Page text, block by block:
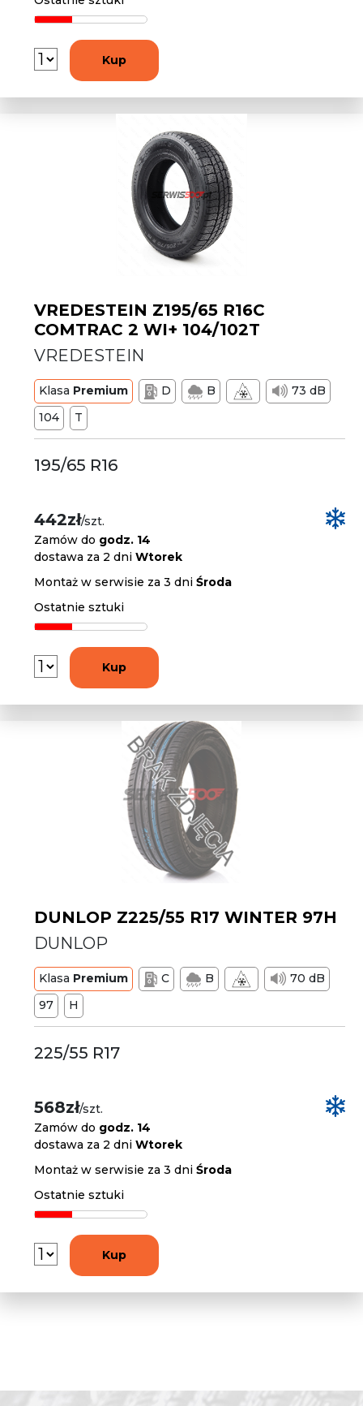
Kup
VREDESTEIN Z195/65 R16C
COMTRAC 2 WI+ 104/102T
VREDESTEIN
Klasa Premium D B
73 dB
104
T
195/65 R16
442zł/szt.
Zamów do godz. 14
dostawa za 2 dniWtorek
Montaż w serwisie za 3 dniŚroda
Ostatnie sztuki
Kup
DUNLOP Z225/55 R17 WINTER 97H
DUNLOP
Klasa Premium C B
70 dB
97
H
225/55 R17
568zł/szt.
Zamów do godz. 14
dostawa za 2 dniWtorek
Montaż w serwisie za 3 dniŚroda
Ostatnie sztuki
Kup